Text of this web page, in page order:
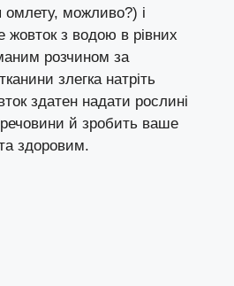
омлету, можливо?) і
жовток з водою в рівних
розчином за
злегка натріть
здатен надати рослині
речовини й зробить ваше
здоровим.